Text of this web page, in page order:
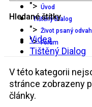
Hledané štítky
Videa
Tištěný Dialog
"> Úvod
Tištěný Dialog
"> Život psaný
"> Fórum
V této kategorii
stránce zobrazeny
články.